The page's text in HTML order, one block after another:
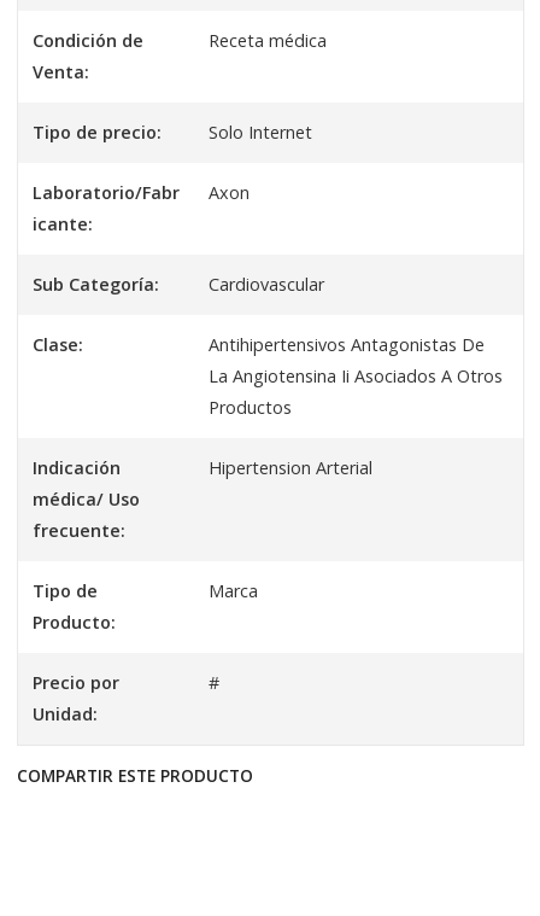
Condición de
Venta:
Receta médica
Tipo de precio: Solo Internet
Laboratorio/Fabr
icante:
Axon
Sub Categoría: Cardiovascular
Clase:
Antihipertensivos Antagonistas De
La Angiotensina Ii Asociados A Otros
Productos
Indicación
médica/ Uso
frecuente:
Hipertension Arterial
Tipo de
Producto:
Marca
Precio por
Unidad:
#
COMPARTIR ESTE PRODUCTO